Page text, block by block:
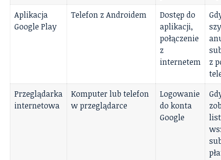
Aplikacja
Google Play
Telefon z Androidem
Dostęp do
aplikacji,
połączenie
z
internetem
z
Przeglądarka
internetowa
Komputer lub telefon
w przeglądarce
Logowanie
do konta
Google